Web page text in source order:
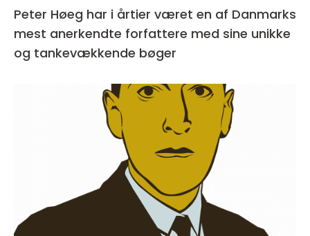
Peter Høeg har i årtier været en af Danmarks
mest anerkendte forfattere med sine unikke
og tankevækkende bøger